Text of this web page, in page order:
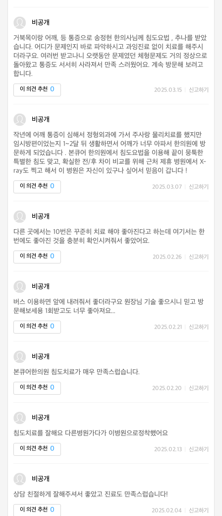
비공개
거북목이랑 어깨, 등 통증으로 송정현 한의사님께 침도요법 , 추나를 받았
습니다. 어디가 문제인지 바로 파악하시고 과잉진료 없이 치료를 해주시
더라구요. 여러번 받고나니 오랫동안 문제였던 체형문제도 거의 정상으로
돌아왔고 통증도 서서히 사라져서 만족 스러웠어요. 계속 방문해 보려고
합니다.
이 의견 추천 0 2025.03.15 신고하기
비공개
작년에 어깨 통증이 심해서 정형외과에 가서 주사랑 물리치료를 했지만
임시방편이었는지 1~2달 뒤 생활하면서 어깨가 너무 아파서 한의원에 방
문하게 되었습니다 . 본큐어 한의원에서 침도요법을 이용해 끝이 뭉툭한
특별한 침도 맞고, 확실한 전/후 차이 비교를 위해 근처 제휴 병원에서 X-
ray도 찍고 해서 이 병원은 자신이 있구나 싶어서 믿음이 갑니다 !
이 의견 추천 0 2025.03.07 신고하기
비공개
다른 곳에서는 10번은 꾸준히 치료 해야 좋아진다고 하는데 여기서는 한
번에도 좋아진 것을 충분히 확인시켜줘서 좋았어요.
이 의견 추천 0 2025.02.26 신고하기
비공개
버스 이용하면 앞에 내려줘서 좋더라구요 원장님 기술 좋으시니 믿고 방
문해보세용 1회받고도 너무 좋아져요...
이 의견 추천 0 2025.02.21 신고하기
비공개
본큐어한의원 침도치료가 매우 만족스럽습니다.
이 의견 추천 0 2025.02.20 신고하기
비공개
침도치료를 잘해요 다른병원가다가 이병원으로정착했어요
이 의견 추천 0 2025.02.13 신고하기
비공개
상담 친절하게 잘해주셔서 좋았고 진료도 만족스럽습니다!
이 의견 추천 0 2025.02.04 신고하기